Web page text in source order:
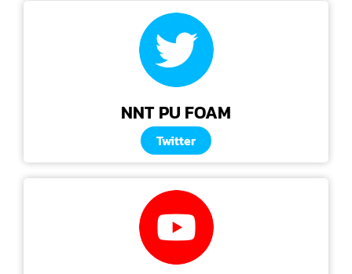
NNT PU FOAM
Twitter